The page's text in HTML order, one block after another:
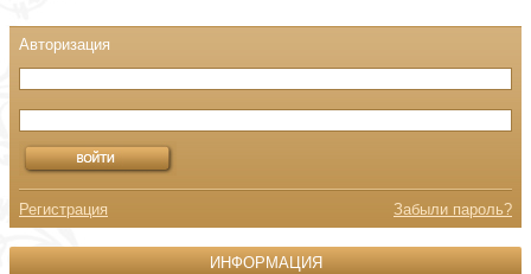
Регистрация Забыли пароль?
ИНФОРМАЦИЯ